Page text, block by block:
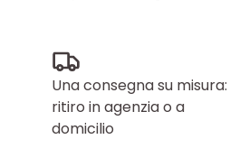
Una consegna su misura:
ritiro in agenzia o a
domicilio